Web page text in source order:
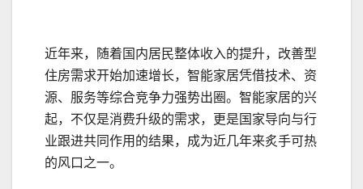
近年来，随着国内居民整体收入的提升，改善型
住房需求开始加速增长，智能家居凭借技术、资
源、服务等综合竞争力强势出圈。智能家居的兴
起，不仅是消费升级的需求，更是国家导向与行
业跟进共同作用的结果，成为近几年来炙手可热
的风口之一。